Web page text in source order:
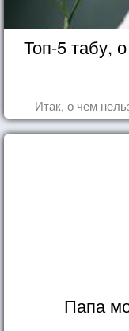
Топ-5 табу,
Итак, о чем
Папа